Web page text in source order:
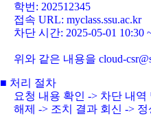
학번: 202512345
접속 URL: myclass.ssu.ac.kr
차단 시간: 2025-05-01 10:30
위와 같은 내용을 cloud-
■ 처리 절차
요청 내용 확인 -> 차단 내
해제 -> 조치 결과 회신 ->